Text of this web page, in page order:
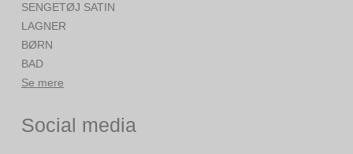
SENGETØJ SATIN
LAGNER
BØRN
BAD
Se mere
Social media